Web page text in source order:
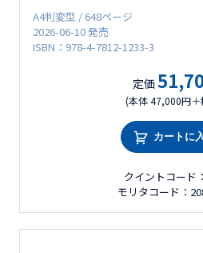
A4判変型 / 648ページ
2026-06-10 発売
ISBN：978-4-7812-1233-3
定価
(本体 47,000円＋
カートに
クイントコード
モリタコード：